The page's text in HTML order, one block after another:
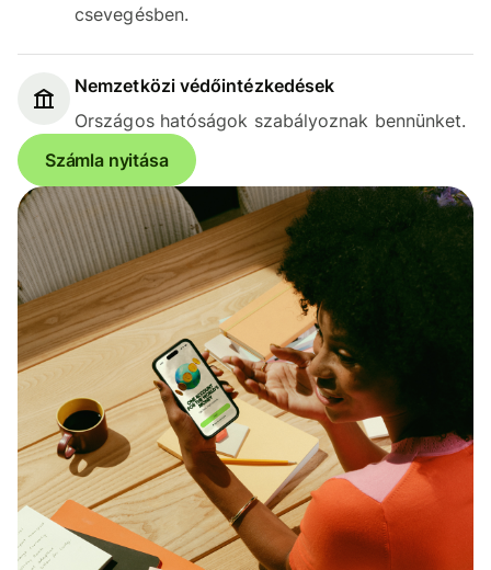
csevegésben.
Nemzetközi védőintézkedések
Országos hatóságok szabályoznak bennünket.
Számla nyitása